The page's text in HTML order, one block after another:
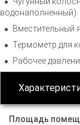
водонаполненный).
Вместительный
Термометр для
Рабочее
Площадь